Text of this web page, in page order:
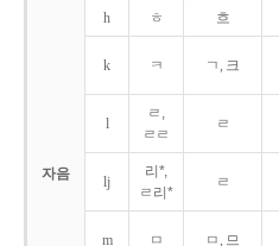
자음
h ㅎ 흐
k ㅋ ㄱ, 크
l
ㄹ,
ㄹㄹ
ㄹ
lj
리*,
ㄹ리*
ㄹ
m ㅁ ㅁ, 므